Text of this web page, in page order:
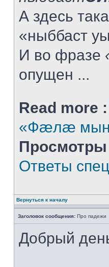
А здесь
«ныббаст
И во фразе
опущен ...
Read more :
«Фæлæ мын
Просмотры
Ответы
Вернуться к началу
Заголовок сообщения: Про падежи
Добрый